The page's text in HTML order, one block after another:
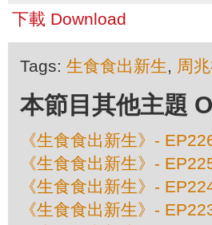
下載 Download
Tags: 生食食出新生, 周
本節目其他主題
《生食食出新生》-
《生食食出新生》-
《生食食出新生》-
《生食食出新生》-